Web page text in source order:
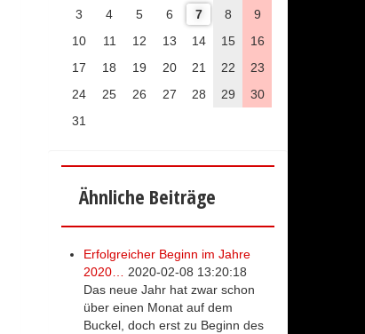
3
4 5 6 7 8
9
10
11 12 13 14 15
16
17
18 19 20 21 22
23
24
25 26 27 28 29
30
31
Ähnliche Beiträge
Erfolgreicher Beginn im Jahre
2020…
2020-02-08 13:20:18
Das neue Jahr hat zwar schon
über einen Monat auf dem
Buckel, doch erst zu Beginn des